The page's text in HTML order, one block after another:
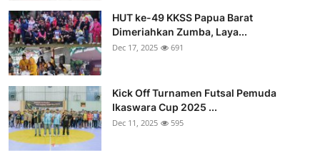
HUT ke-49 KKSS Papua Barat
Dimeriahkan Zumba, Laya...
Dec 17, 2025 691
Kick Off Turnamen Futsal Pemuda
Ikaswara Cup 2025 ...
Dec 11, 2025 595